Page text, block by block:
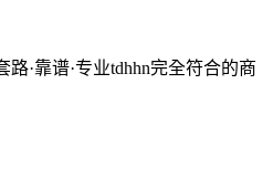
·靠谱·专业tdhhn完全符合的商